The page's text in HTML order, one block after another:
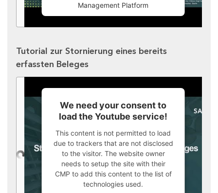
Management Platform
Tutorial zur Stornierung eines bereits
erfassten Beleges
We need your consent to
load the Youtube service!
This content is not permitted to load
due to trackers that are not disclosed
to the visitor. The website owner
needs to setup the site with their
CMP to add this content to the list of
technologies used.